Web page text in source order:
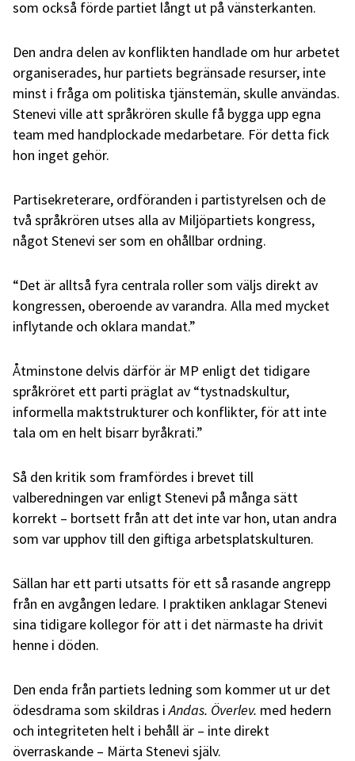
som också förde partiet långt ut på vänsterkanten.
Den andra delen av konflikten handlade om hur arbetet
organiserades, hur partiets begränsade resurser, inte
minst i fråga om politiska tjänstemän, skulle användas.
Stenevi ville att språkrören skulle få bygga upp egna
team med handplockade medarbetare. För detta fick
hon inget gehör.
Partisekreterare, ordföranden i partistyrelsen och de
två språkrören utses alla av Miljöpartiets kongress,
något Stenevi ser som en ohållbar ordning.
“Det är alltså fyra centrala roller som väljs direkt av
kongressen, oberoende av varandra. Alla med mycket
inflytande och oklara mandat.”
Åtminstone delvis därför är MP enligt det tidigare
språkröret ett parti präglat av “tystnadskultur,
informella maktstrukturer och konflikter, för att inte
tala om en helt bisarr byråkrati.”
Så den kritik som framfördes i brevet till
valberedningen var enligt Stenevi på många sätt
korrekt – bortsett från att det inte var hon, utan andra
som var upphov till den giftiga arbetsplatskulturen.
Sällan har ett parti utsatts för ett så rasande angrepp
från en avgången ledare. I praktiken anklagar Stenevi
sina tidigare kollegor för att i det närmaste ha drivit
henne i döden.
Den enda från partiets ledning som kommer ut ur det
ödesdrama som skildras iAndas. Överlev. med hedern
och integriteten helt i behåll är – inte direkt
överraskande – Märta Stenevi själv.